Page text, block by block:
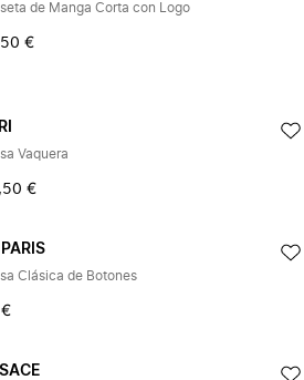
de Manga Corta con Logo
€
Vaquera
€
Clásica de Botones